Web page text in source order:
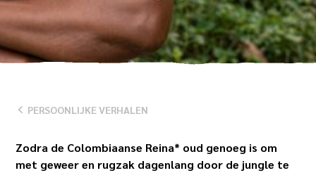
NAAR
BENEDEN
PERSOONLIJKE VERHALEN
Zodra de Colombiaanse Reina* oud genoeg is om
met geweer en rugzak dagenlang door de jungle te